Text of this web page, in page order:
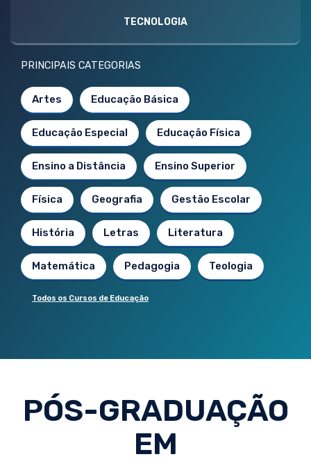
TECNOLOGIA
PRINCIPAIS CATEGORIAS
Artes Educação Básica
Educação Especial Educação Física
Ensino a Distância Ensino Superior
Física Geografia Gestão Escolar
História Letras Literatura
Matemática Pedagogia Teologia
Todos os Cursos de Educação
PÓS-GRADUAÇÃO
EM